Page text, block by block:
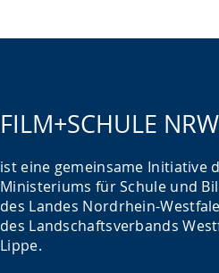
FILM+SCHULE NRW
ist eine gemeinsame Initiative
Ministeriums für Schule und
des Landes Nordrhein-
des Landschaftsverbands
Lippe.